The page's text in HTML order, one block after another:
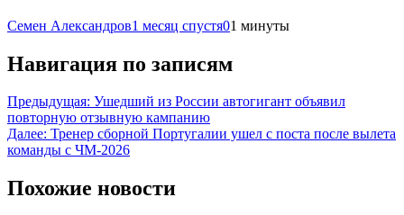
Семен Александров1 месяц спустя01 минуты
Навигация по записям
Предыдущая: Ушедший из России автогигант объявил
повторную отзывную кампанию
Далее: Тренер сборной Португалии ушел с поста после вылета
команды с ЧМ-2026
Похожие новости